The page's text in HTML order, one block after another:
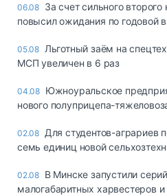
06.08 За счет сильного
повысил ожидания по годовой
05.08 Льготный заём на
МСП увеличен в 6 раз
04.08 Южноуральское
нового полуприцепа-
02.08 Для студентов-аграриев
семь единиц новой
02.08 В Минске запустили
малогабаритных харвестеров